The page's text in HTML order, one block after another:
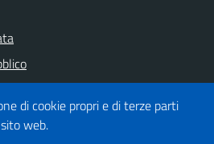
di cookie propri e di terze parti
web.